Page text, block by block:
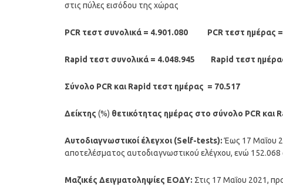
στις πύλες εισόδου της χώρας
PCR τεστ συνολικά = 4.901.080 PCR τεστ ημέρας =
Rapid τεστ συνολικά = 4.048.945 Rapid
Σύνολο PCR και Rapid
Δείκτης (%) θετικότητας ημέρας στο σύνολο PCR και
Αυτοδιαγνωστικοί έλεγχοι (Self-tests):Έως 17 Μαΐου
αποτελέσματος αυτοδιαγνωστικού ελέγχου, ενώ
Μαζικές Δειγματοληψίες ΕΟΔΥ: Στις 17 Μαΐου 2021,